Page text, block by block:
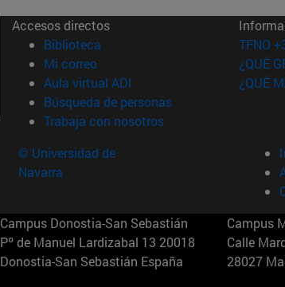
Accesos directos
Biblioteca (abre en nueva ventana)
Mi correo(abre en nueva ventana)
Aula virtual ADI (abre en nueva ventana)
Búsqueda de personas(abre en nueva
Trabaja con nosotros(abre en nueva
TFNO
¿QUÉ
¿QUÉ
© Universidad de
Navarra
Campus Donostia-San Sebastián
Pº de Manuel Lardizabal 13 20018
Donostia-San Sebastián España
Campus
Calle
28027